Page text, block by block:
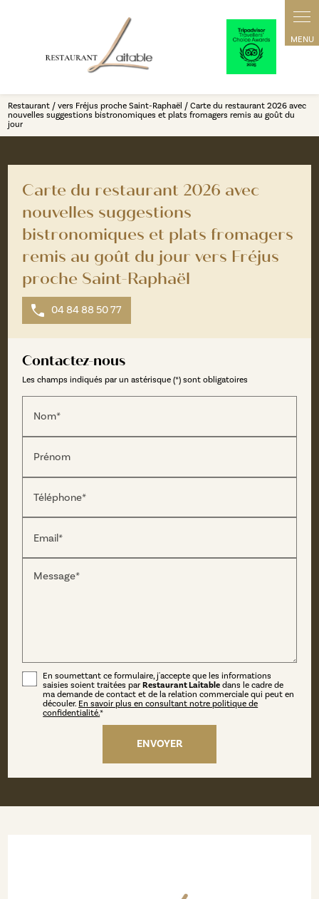
Restaurant / vers Fréjus proche Saint-Raphaël / Carte du restaurant 2026 avec
nouvelles suggestions bistronomiques et plats fromagers remis au goût du
jour
Carte du restaurant 2026 avec
nouvelles suggestions
bistronomiques et plats fromagers
remis au goût du jour vers Fréjus
proche Saint-Raphaël
04 84 88 50 77
Contactez-nous
Les champs indiqués par un astérisque (*) sont obligatoires
Nom*
Prénom
Téléphone*
Email*
Message*
En soumettant ce formulaire, j'accepte que les informations
saisies soient traitées parRestaurant Laitable dans le cadre de
ma demande de contact et de la relation commerciale qui peut en
découler. En savoir plus en consultant notre politique de
confidentialité.*